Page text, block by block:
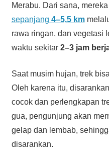
Merabu. Dari sana,
sepanjang 4–5,5 km
rawa ringan, dan vegetasi
waktu sekitar 2–3 jam
Saat musim hujan, trek
Oleh karena itu,
cocok dan perlengkapan
gua, pengunjung akan
gelap dan lembab,
disarankan.